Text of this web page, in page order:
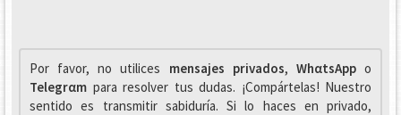
Por favor, no utilices mensajes privados, WhαtsAppo
Telegrαm para resolver tus dudas. ¡Compártelas! Nuestro
sentido es transmitir sabiduría. Si lo haces en privado,